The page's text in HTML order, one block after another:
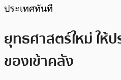
ประเทศทันที
ยุทธศาสตร์ใหม่ ให้ป
ของเข้าคลัง